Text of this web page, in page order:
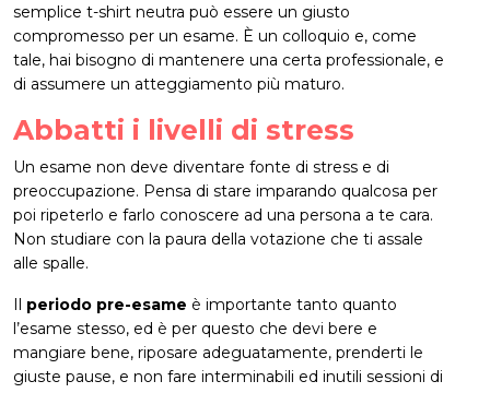
semplice t-shirt neutra può essere un giusto
compromesso per un esame. È un colloquio e, come
tale, hai bisogno di mantenere una certa professionale, e
di assumere un atteggiamento più maturo.
Abbatti i livelli di stress
Un esame non deve diventare fonte di stress e di
preoccupazione. Pensa di stare imparando qualcosa per
poi ripeterlo e farlo conoscere ad una persona a te cara.
Non studiare con la paura della votazione che ti assale
alle spalle.
Il periodo pre-esame è importante tanto quanto
l’esame stesso, ed è per questo che devi bere e
mangiare bene, riposare adeguatamente, prenderti le
giuste pause, e non fare interminabili ed inutili sessioni di